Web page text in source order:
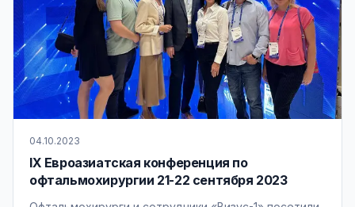
04.10.2023
IX Евроазиатская конференция по
офтальмохирургии 21-22 сентября 2023